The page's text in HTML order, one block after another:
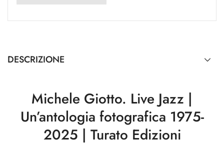
DESCRIZIONE
Michele Giotto. Live Jazz |
Un’antologia fotografica 1975-
2025 | Turato Edizioni